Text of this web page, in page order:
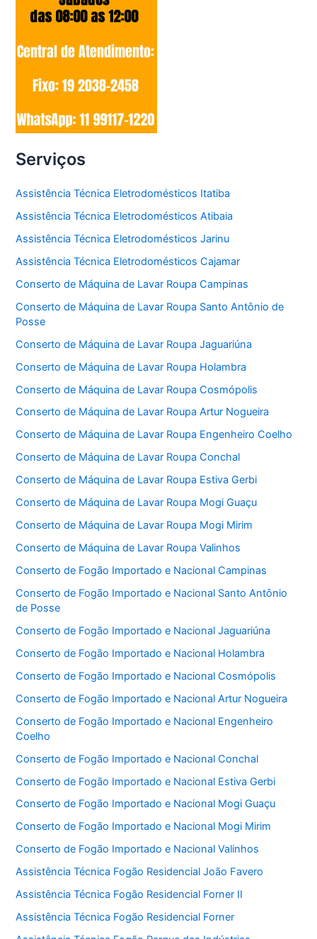
Serviços
Assistência Técnica Eletrodomésticos Itatiba
Assistência Técnica Eletrodomésticos Atibaia
Assistência Técnica Eletrodomésticos Jarinu
Assistência Técnica Eletrodomésticos Cajamar
Conserto de Máquina de Lavar Roupa Campinas
Conserto de Máquina de Lavar Roupa Santo Antônio de
Posse
Conserto de Máquina de Lavar Roupa Jaguariúna
Conserto de Máquina de Lavar Roupa Holambra
Conserto de Máquina de Lavar Roupa Cosmópolis
Conserto de Máquina de Lavar Roupa Artur Nogueira
Conserto de Máquina de Lavar Roupa Engenheiro Coelho
Conserto de Máquina de Lavar Roupa Conchal
Conserto de Máquina de Lavar Roupa Estiva Gerbi
Conserto de Máquina de Lavar Roupa Mogi Guaçu
Conserto de Máquina de Lavar Roupa Mogi Mirim
Conserto de Máquina de Lavar Roupa Valinhos
Conserto de Fogão Importado e Nacional Campinas
Conserto de Fogão Importado e Nacional Santo Antônio
de Posse
Conserto de Fogão Importado e Nacional Jaguariúna
Conserto de Fogão Importado e Nacional Holambra
Conserto de Fogão Importado e Nacional Cosmópolis
Conserto de Fogão Importado e Nacional Artur Nogueira
Conserto de Fogão Importado e Nacional Engenheiro
Coelho
Conserto de Fogão Importado e Nacional Conchal
Conserto de Fogão Importado e Nacional Estiva Gerbi
Conserto de Fogão Importado e Nacional Mogi Guaçu
Conserto de Fogão Importado e Nacional Mogi Mirim
Conserto de Fogão Importado e Nacional Valinhos
Assistência Técnica Fogão Residencial João Favero
Assistência Técnica Fogão Residencial Forner II
Assistência Técnica Fogão Residencial Forner